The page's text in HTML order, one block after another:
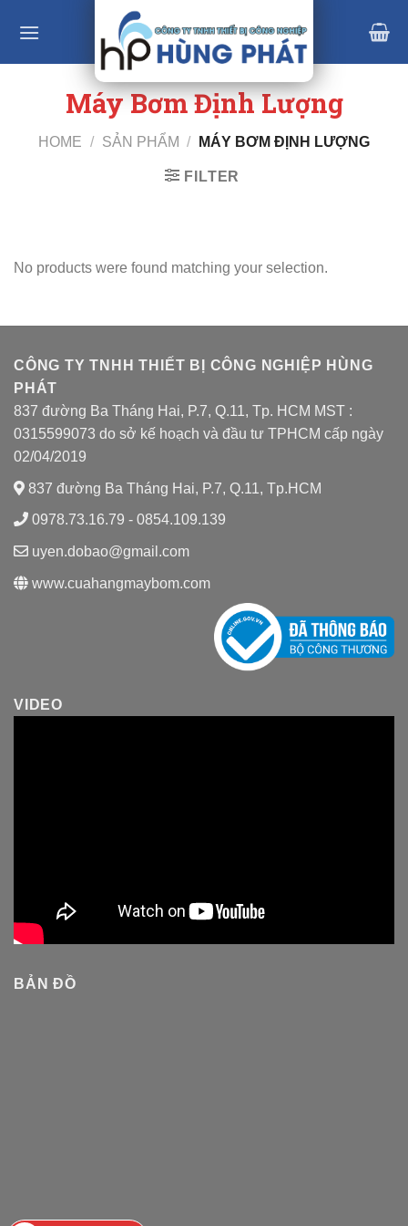
Máy Bơm Định Lượng
HOME / SẢN PHẨM / MÁY BƠM ĐỊNH LƯỢNG
FILTER
No products were found matching your selection.
CÔNG TY TNHH THIẾT BỊ CÔNG NGHIỆP HÙNG
PHÁT
837 đường Ba Tháng Hai, P.7, Q.11, Tp. HCM MST :
0315599073 do sở kế hoạch và đầu tư TPHCM cấp ngày
02/04/2019
837 đường Ba Tháng Hai, P.7, Q.11, Tp.HCM
0978.73.16.79 - 0854.109.139
uyen.dobao@gmail.com
www.cuahangmaybom.com
VIDEO
BẢN ĐỒ